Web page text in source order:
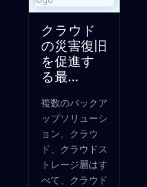
クラウド
の災害復旧
を促進す
る最...
複数のバックア
ップソリューシ
ョン、クラウ
ド、クラウドス
トレージ層はす
べて、クラウド